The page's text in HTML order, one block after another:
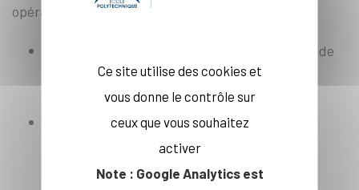
opérationnels :
Déployer de nouveaux dispositifs mutualisés de
sensibilisation des étudiants et doctorants à
l’entrepreneuriat
Développer une vision 360° du portefeuille
d’inventions, de l’activité de recherche
partenariale, et de la capacité de transfert
Ce site utilise des cookies et
vous donne le contrôle sur
ceux que vous souhaitez
activer
Note : Google Analytics est